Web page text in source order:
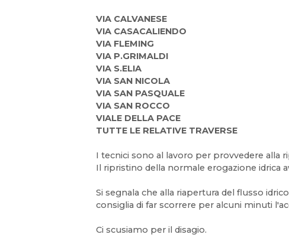
VIA CALVANESE
VIA CASACALIENDO
VIA FLEMING
VIA P.GRIMALDI
VIA S.ELIA
VIA SAN NICOLA
VIA SAN PASQUALE
VIA SAN ROCCO
VIALE DELLA PACE
TUTTE LE RELATIVE TRAVERSE
I tecnici sono al lavoro per provvedere alla
Il ripristino della normale erogazione idrica
Si segnala che alla riapertura del flusso
consiglia di far scorrere per alcuni minuti
Ci scusiamo per il disagio.